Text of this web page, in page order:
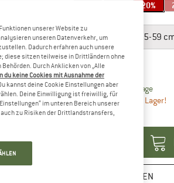
20%
51-55 cm - S 55-59
61-65 cm - XL
Lieferzeit: 2-4 WerktageDer
Nur noch einmal auf Lager!
Menge:
MERKEN
unserer Website zu
unseren Datenverkehr, um
Dadurch erfahren auch unsere
diese sitzen teilweise in Drittländern ohne
Durch Anklicken von „Alle
du keine Cookies mit Ausnahme der
kannst deine Cookie Einstellungen aber
Deine Einwilligung ist freiwillig, für
im unteren Bereich unserer
zu Risiken der Drittlandstransfers,